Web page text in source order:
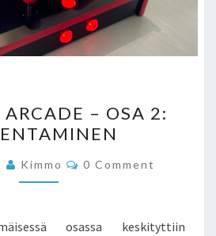
ARCADE
–
OSA
2:
ARCADE – OSA 2:
Kimmo Comments
0 Comment
osassa keskityttiin